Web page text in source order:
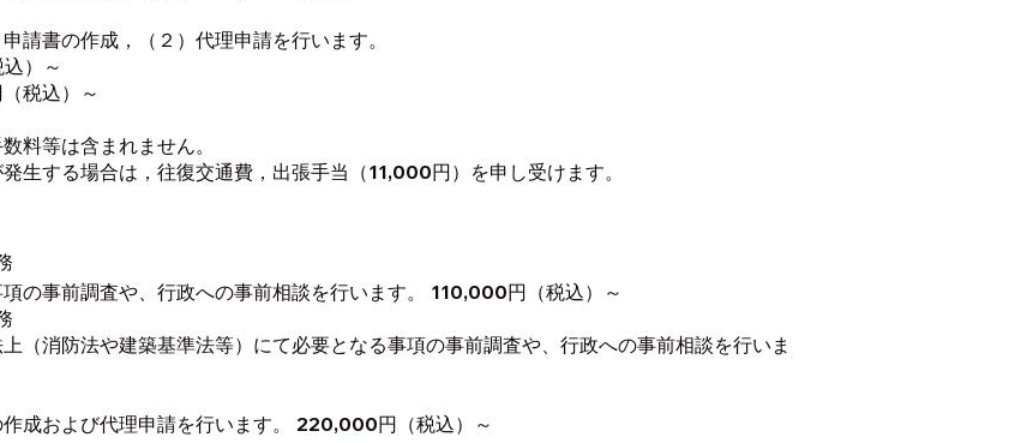
請書の作成，（２）代理申請を行います。
）～
税込）～
料等は含まれません。
発生する場合は，往復交通費，出張手当（11,000円）を申し受けます。
の事前調査や、行政への事前相談を行います。 110,000円（税込）～
（消防法や建築基準法等）にて必要となる事項の事前調査や、行政への事前相談を行いま
作成および代理申請を行います。 220,000円（税込）～